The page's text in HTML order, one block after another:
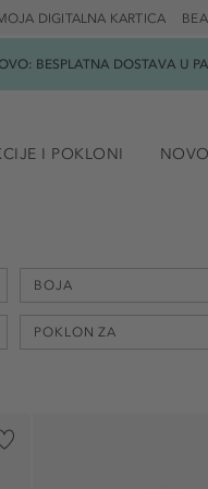
DIGITALNA KARTICA
BESPLATNA DOSTAVA U
I POKLONI NOVO
BOJA
POKLON ZA